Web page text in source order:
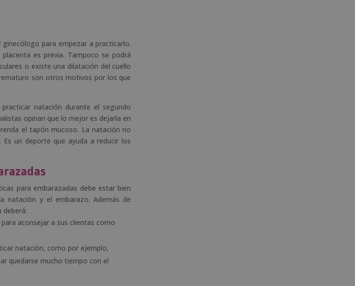
para empezar a practicarlo.
es previa. Tampoco se podrá
o existe una dilatación del cuello
son otros motivos por los que
natación durante el segundo
opinan que lo mejor es dejarla en
el tapón mucoso. La natación no
un deporte que ayuda a reducir los
para embarazadas debe estar bien
natación y el embarazo. Además de
deberá:
aconsejar a sus clientas como
natación, como por ejemplo,
quedarse mucho tiempo con el